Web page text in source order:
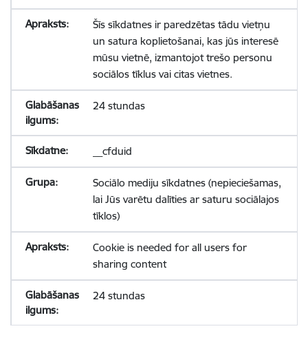
Šīs sīkdatnes ir paredzētas tādu vietņu
un satura koplietošanai, kas jūs interesē
mūsu vietnē, izmantojot trešo personu
sociālos tīklus vai citas vietnes.
24 stundas
__cfduid
Sociālo mediju sīkdatnes (nepieciešamas,
lai Jūs varētu dalīties ar saturu sociālajos
tīklos)
Cookie is needed for all users for
sharing content
24 stundas